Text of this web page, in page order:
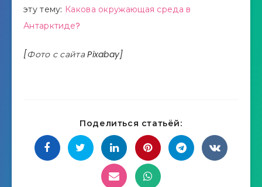
эту тему: Какова окружающая среда в
Антарктиде?
[Фото с сайта Pixabay]
Поделиться статьёй: